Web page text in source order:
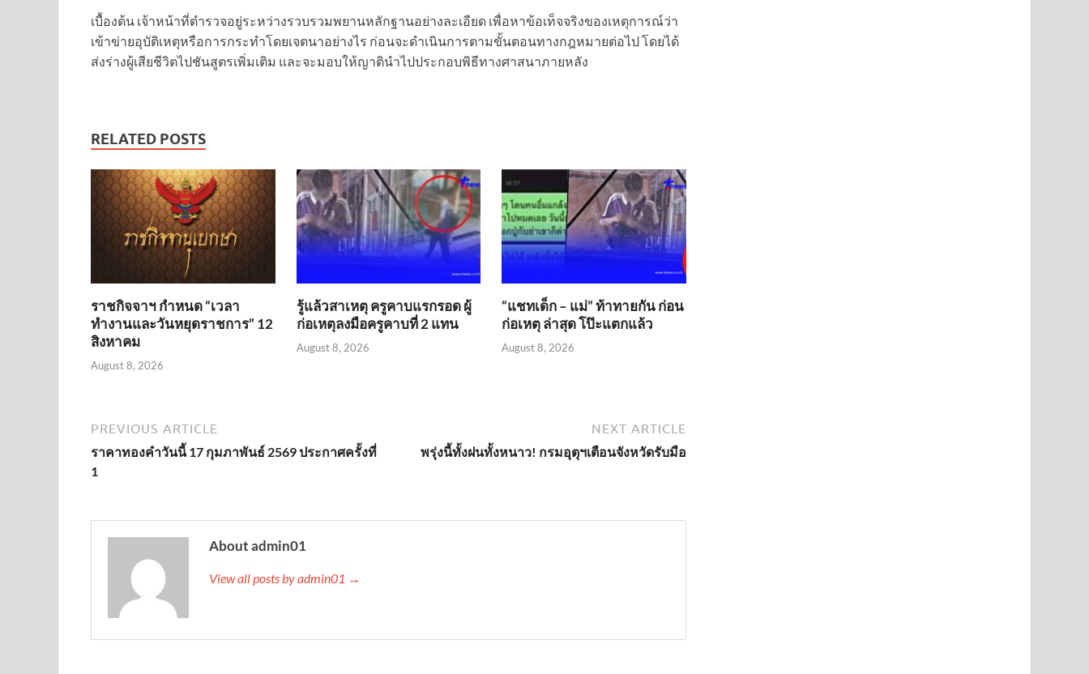
เบื้องต้น เจ้าหน้าที่ตำรวจอยู่ระหว่างรวบรวมพยานหลักฐานอย่างละเอียด เพื่อหาข้อเท็จจริงของเหตุการณ์ว่า
เข้าข่ายอุบัติเหตุหรือการกระทำโดยเจตนาอย่างไร ก่อนจะดำเนินการตามขั้นตอนทางกฎหมายต่อไป โดยได้
ส่งร่างผู้เสียชีวิตไปชันสูตรเพิ่มเติม และจะมอบให้ญาตินำไปประกอบพิธีทางศาสนาภายหลัง
RELATED POSTS
ราชกิจจาฯ กำหนด “เวลา
ทำงานและวันหยุดราชการ” 12
สิงหาคม
August 8, 2026
รู้แล้วสาเหตุ ครูคาบแรกรอด ผู้
ก่อเหตุลงมือครูคาบที่ 2 แทน
August 8, 2026
“แชทเด็ก – แม่” ท้าทายกัน ก่อน
ก่อเหตุ ล่าสุด โป๊ะแตกแล้ว
August 8, 2026
PREVIOUS ARTICLE
ราคาทองคำวันนี้ 17 กุมภาพันธ์ 2569 ประกาศครั้งที่
1
NEXT ARTICLE
พรุ่งนี้ทั้งฝนทั้งหนาว! กรมอุตุฯเตือนจังหวัดรับมือ
About admin01
View all posts by admin01 →